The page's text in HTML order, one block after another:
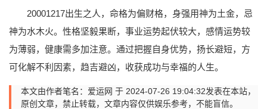
20001217出生之人，命格为偏财格，身强用神为土金，忌
神为水木火。性格坚毅果断，事业运势起伏较大，感情运势较
为薄弱，健康需多加注意。通过把握自身优势，扬长避短，方
可化解不利因素，趋吉避凶，收获成功与幸福的人生。
本文由作者笔名：爱运网 于 2024-07-26 19:04:32发表在本站，
原创文章，禁止转载，文章内容仅供娱乐参考，不能盲信。